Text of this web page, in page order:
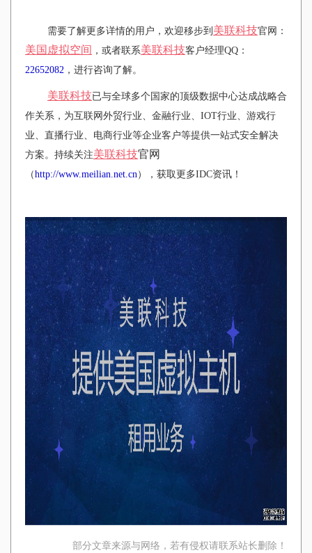
需要了解更多详情的用户，欢迎移步到 美联科技官网：
美国虚拟空间 ，或者联系美联科技客户经理QQ：
22652082 ，进行咨询了解。
美联科技已与全球多个国家的顶级数据中心达成战略合
作关系，为互联网外贸行业、金融行业、IOT行业、游戏行
业、直播行业、电商行业等企业客户等提供一站式安全解决
方案。持续关注美联科技官网
（http://www.meilian.net.cn ），获取更多IDC资讯！
部分文章来源与网络，若有侵权请联系站长删除！